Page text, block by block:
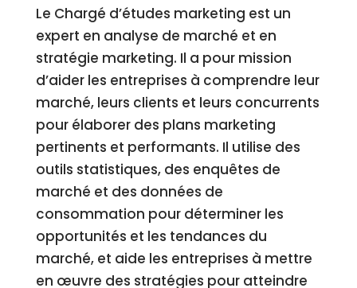
Le Chargé d’études marketing est un
expert en analyse de marché et en
stratégie marketing. Il a pour mission
d’aider les entreprises à comprendre leur
marché, leurs clients et leurs concurrents
pour élaborer des plans marketing
pertinents et performants. Il utilise des
outils statistiques, des enquêtes de
marché et des données de
consommation pour déterminer les
opportunités et les tendances du
marché, et aide les entreprises à mettre
en œuvre des stratégies pour atteindre